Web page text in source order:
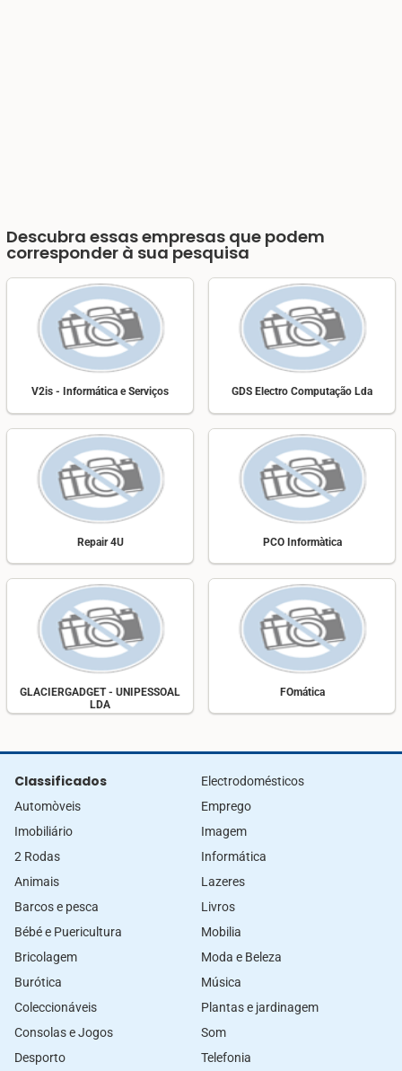
Descubra essas empresas que podem
corresponder à sua pesquisa
V2is - Informática e Serviços GDS Electro Computação Lda
Repair 4U PCO Informàtica
GLACIERGADGET - UNIPESSOAL
LDA
FOmática
Classificados
Automòveis
Imobiliário
2 Rodas
Animais
Barcos e pesca
Bébé e Puericultura
Bricolagem
Burótica
Coleccionáveis
Consolas e Jogos
Desporto
Electrodomésticos
Emprego
Imagem
Informática
Lazeres
Livros
Mobilia
Moda e Beleza
Música
Plantas e jardinagem
Som
Telefonia